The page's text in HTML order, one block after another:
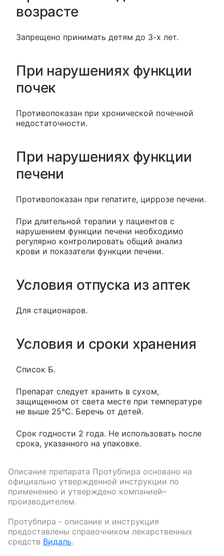
возрасте
Запрещено принимать детям до 3-х лет.
При нарушениях функции
почек
Противопоказан при хронической почечной
недостаточности.
При нарушениях функции
печени
Противопоказан при гепатите, циррозе печени.
При длительной терапии у пациентов с
нарушением функции печени необходимо
регулярно контролировать общий анализ
крови и показатели функции печени.
Условия отпуска из аптек
Для стационаров.
Условия и сроки хранения
Список Б.
Препарат следует хранить в сухом,
защищенном от света месте при температуре
не выше 25°C. Беречь от детей.
Срок годности 2 года. Не использовать после
срока, указанного на упаковке.
Описание препарата Протубпира основано на
официально утвержденной инструкции по
применению и утверждено компанией–
производителем.
Протубпира - описание и инструкция
предоставлены справочником лекарственных
средств Видаль.